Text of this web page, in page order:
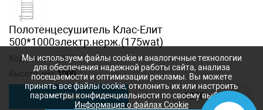
Полотенцесушитель Клас-Елит
500*1000электр.нерж.(175wat)
Код товара:2864
Высота, мм:1000
1000 1200
Мы используем файлы cookie и аналогичные технологии
для обеспечения надежной работы сайта, анализа
посещаемости и оптимизации рекламы. Вы можете
принять все файлы cookie, отклонить их или настроить
параметры конфиденциальности по своему выбору.
Информация о файлах Cookie